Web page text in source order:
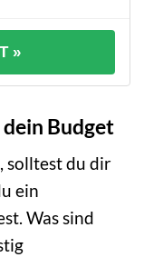
»
Budget
solltest du dir
ein
Was sind